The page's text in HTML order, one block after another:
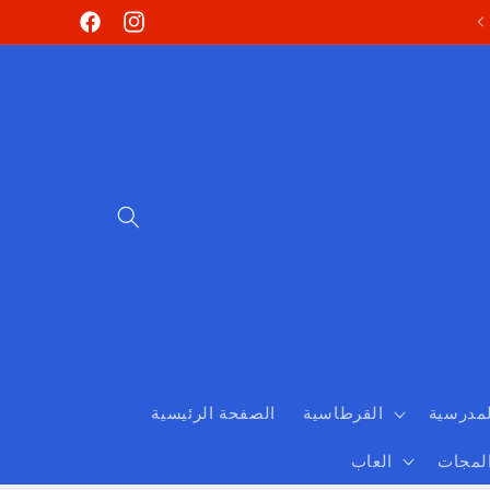
Skip to
contentFacebookInstagram
الصفحة الرئيسية القرطاسية
العاب